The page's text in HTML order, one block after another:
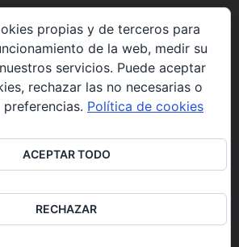
la Constitución 85 P5 2º8.
Coslada (Madrid)
+34 914898275
Go
propias y de terceros para
de la web, medir su
servicios. Puede aceptar
rechazar las no necesarias o
Política de cookies
ACEPTAR TODO
RECHAZAR